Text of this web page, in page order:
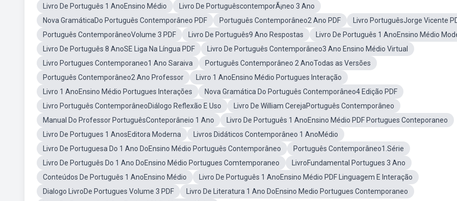
Livro De Português 1 AnoEnsino Médio
Livro De PortuguêscontemporÃ¡neo 3 Ano
Nova GramáticaDo Português Contemporâneo PDF
Português Contemporâneo2 Ano PDF
Livro PortuguêsJorge Vicente
Português ContemporâneoVolume 3 PDF
Livro De Português9 Ano Respostas
Livro De Português 1 AnoEnsino Médio
Livro De Português 8 AnoSE Liga Na Língua PDF
Livro De Português Contemporâneo3 Ano Ensino Médio Virtual
Livro Portugues Contemporaneo1 Ano Saraiva
Português Contemporâneo 2 AnoTodas as Versões
Português Contemporâneo2 Ano Professor
Livro 1 AnoEnsino Médio Portugues Interação
Livro 1 AnoEnsino Médio Portugues Interações
Nova Gramática Do Português Contemporâneo4 Edição PDF
Livro Português ContemporâneoDiálogo Reflexão E Uso
Livro De William CerejaPortuguês Contemporâneo
Manual Do Professor PortuguêsConteporâneio 1 Ano
Livro De Português 1 AnoEnsino Médio PDF Portugues Conteporaneo
Livro De Portugues 1 AnosEditora Moderna
Livros Didáticos Contemporâneo 1 AnoMédio
Livro De Portuguesa Do 1 Ano DoEnsino Médio Português Contemporâneo
Português Contemporâneo1.Série
Livro De Português Do 1 Ano DoEnsino Médio Portugues Comtemporaneo
LivroFundamental Portugues 3 Ano
Conteúdos De Português 1 AnoEnsino Médio
Livro De Português 1 AnoEnsino Médio PDF Linguagem E Interação
Dialogo LivroDe Portugues Volume 3 PDF
Livro De Literatura 1 Ano DoEnsino Medio Portugues Contemporaneo